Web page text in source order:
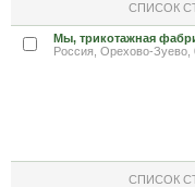
СПИСОК
Мы, трикотажная
Россия, Орехово-Зуево,
СПИСОК